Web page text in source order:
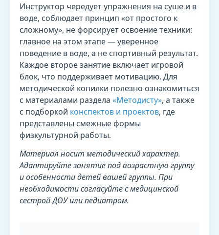
Инструктор чередует упражнения на суше и в
воде, соблюдает принцип «от простого к
сложному», не форсирует освоение техники:
главное на этом этапе — уверенное
поведение в воде, а не спортивный результат.
Каждое второе занятие включает игровой
блок, что поддерживает мотивацию. Для
методической копилки полезно ознакомиться
с материалами раздела «Методисту», а также
с подборкой конспектов и проектов, где
представлены смежные формы
физкультурной работы.
Материал носит методический характер.
Адаптируйте занятие под возрастную группу
и особенности детей вашей группы. При
необходимости согласуйте с медицинской
сестрой ДОУ или педиатром.